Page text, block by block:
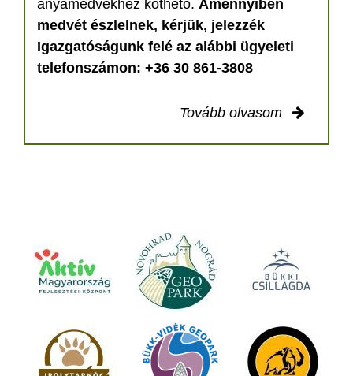
anyamedvékhez köthető. Amennyiben
medvét észlelnek, kérjük, jelezzék
Igazgatóságunk felé az alábbi ügyeleti
telefonszámon: +36 30 861-3808
Tovább olvasom